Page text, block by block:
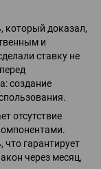
который доказал,
и
ставку не
создание
отсутствие
что гарантирует
через месяц,